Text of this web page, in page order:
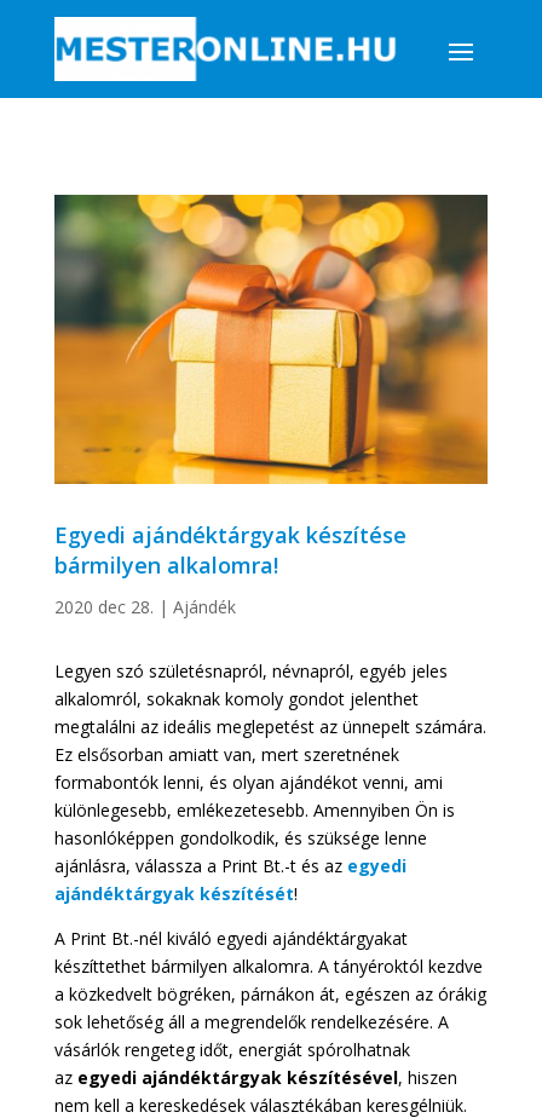
Egyedi ajándéktárgyak készítése
bármilyen alkalomra!
2020 dec 28. | Ajándék
Legyen szó születésnapról, névnapról, egyéb jeles
alkalomról, sokaknak komoly gondot jelenthet
megtalálni az ideális meglepetést az ünnepelt számára.
Ez elsősorban amiatt van, mert szeretnének
formabontók lenni, és olyan ajándékot venni, ami
különlegesebb, emlékezetesebb. Amennyiben Ön is
hasonlóképpen gondolkodik, és szüksége lenne
ajánlásra, válassza a Print Bt.-t és az egyedi
ajándéktárgyak készítését!
A Print Bt.-nél kiváló egyedi ajándéktárgyakat
készíttethet bármilyen alkalomra. A tányéroktól kezdve
a közkedvelt bögréken, párnákon át, egészen az órákig
sok lehetőség áll a megrendelők rendelkezésére. A
vásárlók rengeteg időt, energiát spórolhatnak
azegyedi ajándéktárgyak készítésével, hiszen
nem kell a kereskedések választékában keresgélniük.